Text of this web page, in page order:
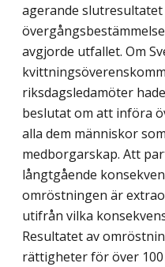
agerande
avgjorde utfallet. Om
riksdagsledamöter
beslutat om att införa
alla dem människor
medborgarskap. Att
långtgående
omröstningen är
utifrån vilka
Resultatet av
rättigheter för över